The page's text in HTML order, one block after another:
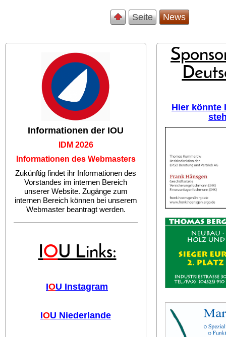
Seite News
Informationen der IOU
IDM 2026
Informationen des Webmasters
Zukünftig findet ihr Informationen des
Vorstandes im internen Bereich
unserer Website. Zugänge zum
internen Bereich können bei unserem
Webmaster beantragt werden.
IOU Links:
IOU Instagram
IOU Niederlande
Hier könnte